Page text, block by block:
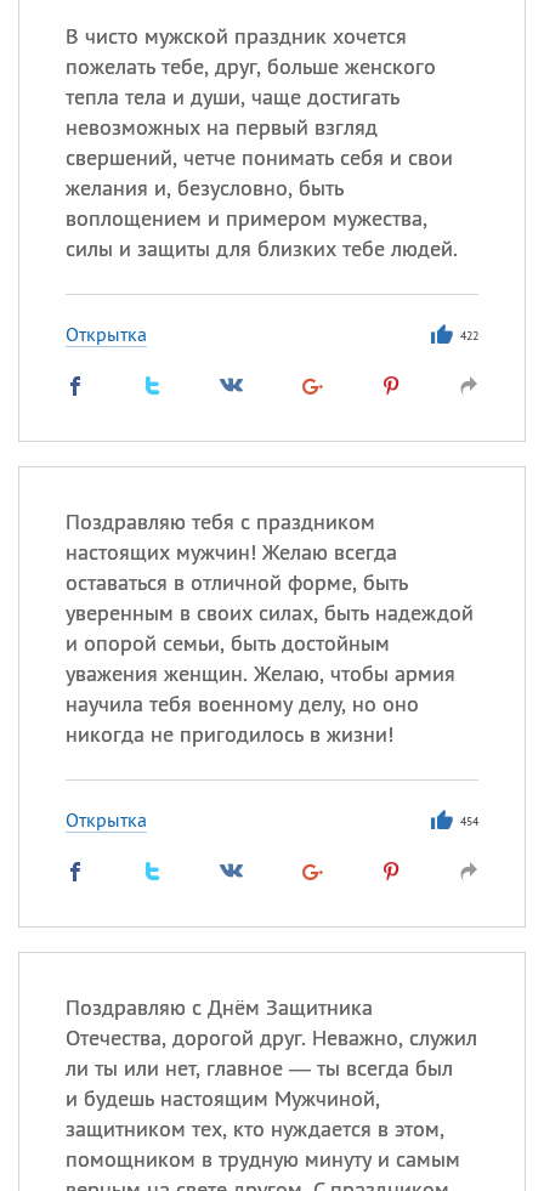
В чисто мужской праздник хочется
пожелать тебе, друг, больше женского
тепла тела и души, чаще достигать
невозможных на первый взгляд
свершений, четче понимать себя и свои
желания и, безусловно, быть
воплощением и примером мужества,
силы и защиты для близких тебе людей.
Открытка 422
Поздравляю тебя с праздником
настоящих мужчин! Желаю всегда
оставаться в отличной форме, быть
уверенным в своих силах, быть надеждой
и опорой семьи, быть достойным
уважения женщин. Желаю, чтобы армия
научила тебя военному делу, но оно
никогда не пригодилось в жизни!
Открытка 454
Поздравляю с Днём Защитника
Отечества, дорогой друг. Неважно, служил
ли ты или нет, главное — ты всегда был
и будешь настоящим Мужчиной,
защитником тех, кто нуждается в этом,
помощником в трудную минуту и самым